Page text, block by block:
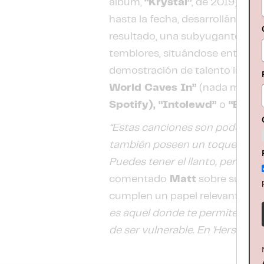
álbum,“Krystal”, de 2019), se
hasta la fecha,
resultado, una subyugante
temblores, situándose entre
demostración de talento
World Caves In” (nada
Spotify), “Intolewd” o
“Estas canciones son
también poseen un toque de
Puedes tener el llanto, pero
comentado Matt sobre su
cumplen un papel relevante.
es aquel donde te permites
de ser vulnerable. En 'Hers' he